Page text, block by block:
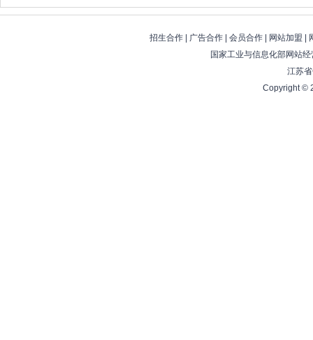
招生合作| 广告合作| 会员合作| 网站加盟 |
国家工业与信息化部网站
江苏
Copyright ©